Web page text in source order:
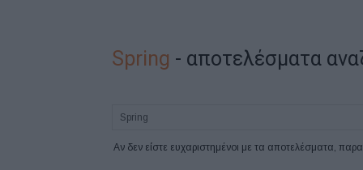
Spring - αποτελέσματα
Αν δεν είστε ευχαριστημένοι με τα αποτελέσματα,